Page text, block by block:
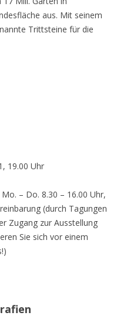
aus. Mit seinem
Trittsteine für die
19.00 Uhr
– Do. 8.30 – 16.00 Uhr,
(durch Tagungen
Zugang zur Ausstellung
Sie sich vor einem